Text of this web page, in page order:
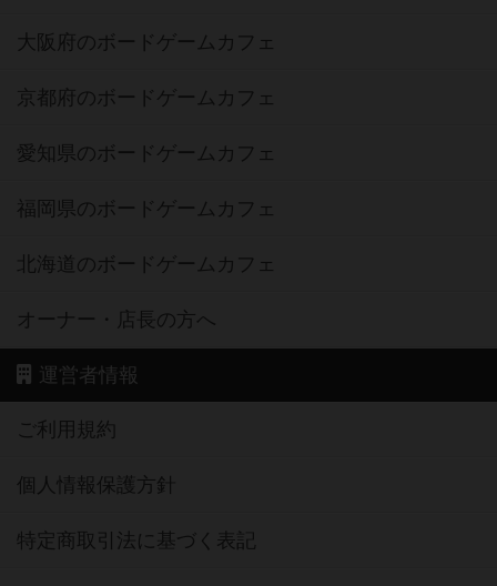
大阪府のボードゲームカフェ
京都府のボードゲームカフェ
愛知県のボードゲームカフェ
福岡県のボードゲームカフェ
北海道のボードゲームカフェ
オーナー・店長の方へ
運営者情報
ご利用規約
個人情報保護方針
特定商取引法に基づく表記